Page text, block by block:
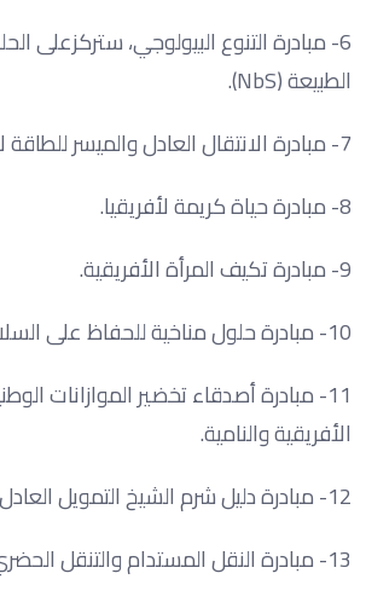
6- مبادرة التنوع البيولوجي، ستركزعلى
الطبيعة (NbS).
7- مبادرة الانتقال العادل والميسر للطاقة لأفريقيا.
8- مبادرة حياة كريمة لأفريقيا.
9- مبادرة تكيف المرأة الأفريقية.
10- مبادرة حلول مناخية للحفاظ على السلام.
11- مبادرة أصدقاء تخضير الموازانات
الأفريقية والنامية.
12- مبادرة دليل شرم الشيخ التمويل العادل.
13- مبادرة النقل المستدام والتنقل الحضري.